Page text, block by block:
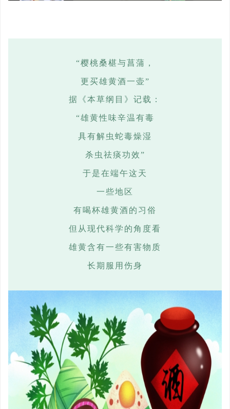
“樱桃桑椹与菖蒲，
更买雄黄酒一壶”
据《本草纲目》记载：
“雄黄性味辛温有毒
具有解虫蛇毒燥湿
杀虫祛痰功效”
于是在端午这天
一些地区
有喝杯雄黄酒的习俗
但从现代科学的角度看
雄黄含有一些有害物质
长期服用伤身